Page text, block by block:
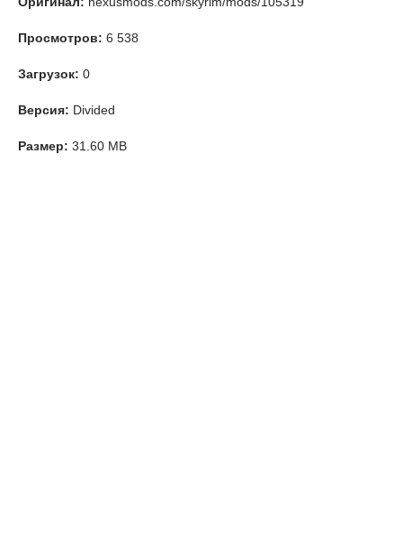
Просмотров: 6 538
Загрузок: 0
Версия: Divided
Размер: 31.60 MB